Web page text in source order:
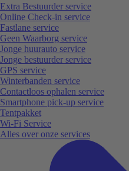
Extra Bestuurder service
Online Check-in service
Fastlane service
Geen Waarborg service
Jonge huurauto service
Jonge bestuurder service
GPS service
Winterbanden service
Contactloos ophalen service
Smartphone pick-up service
Tentpakket
Wi-Fi Service
Alles over onze services